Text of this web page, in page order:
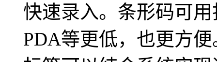
快速录入。条形码可
PDA等更低，也更方